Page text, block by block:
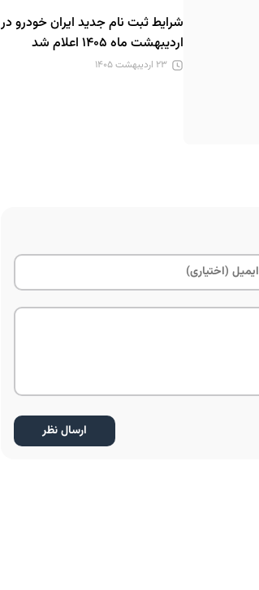
شرایط ثبت نام جدید ایران خودرو در
اردیبهشت ماه ۱۴۰۵ اعلام شد
۲۳ اردیبهشت ۱۴۰۵